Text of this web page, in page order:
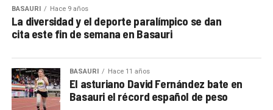
BASAURI Hace 9 años
La diversidad y el deporte paralímpico se dan
cita este fin de semana en Basauri
BASAURI Hace 11 años
El asturiano David Fernández bate en
Basauri el récord español de peso